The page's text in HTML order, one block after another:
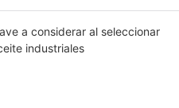
a considerar al seleccionar
industriales